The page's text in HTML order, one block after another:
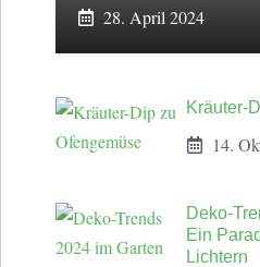
28. April 2024
Kräuter-
14.
Deko-
Ein
Lichtern